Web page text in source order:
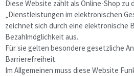
Diese Website zählt als Online-Shop zu
„Dienstleistungen im elektronischen
zeichnet sich durch eine elektronische
Bezahlmöglichkeit aus.
Für sie gelten besondere gesetzliche
Barrierefreiheit.
Im Allgemeinen muss diese Website